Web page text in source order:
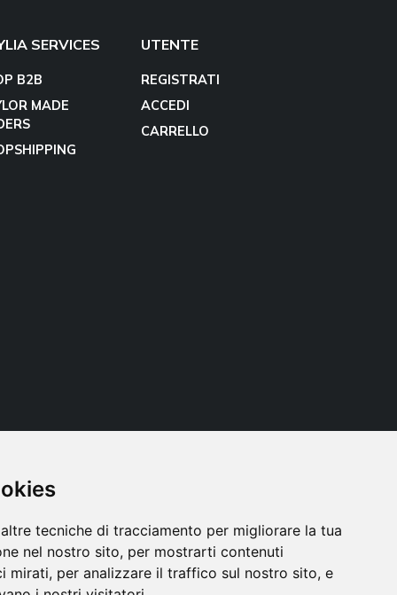
tecniche di tracciamento per migliorare la tua
nel nostro sito, per mostrarti contenuti
mirati, per analizzare il traffico sul nostro sito, e
SERVICES
B2B
MADE
UTENTE
REGISTRATI
ACCEDI
CARRELLO